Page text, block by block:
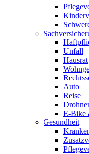
Unfall
Hausrat
Auto
Reise
E-Bike
Gesundheit